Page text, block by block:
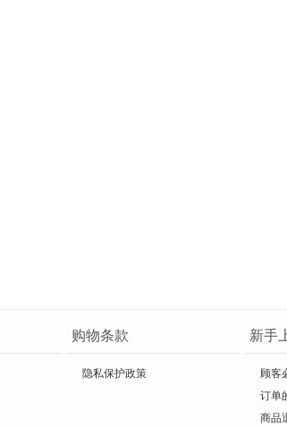
购物条款
隐私保护政策
新手
顾客
订单
商品